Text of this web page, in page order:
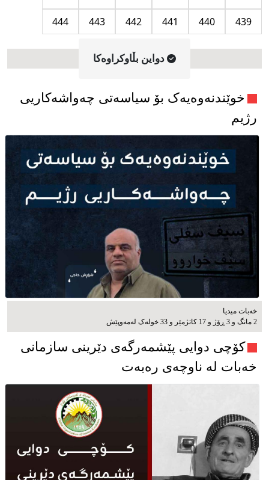
439
440
441
442
443
444
دواین بڵاوکراوه‌کا
خوێندنەوەیەک بۆ سیاسەتی چەواشەکاریی
رژیم
خەبات میدیا
2 مانگ و 3 ڕۆژ و 17 کاتژمێر و 33 خوله‌ک له‌مه‌وپێش‌
کۆچی دوایی پێشمەرگەی دێرینی سازمانی
خەبات لە ناوچەی رەبەت